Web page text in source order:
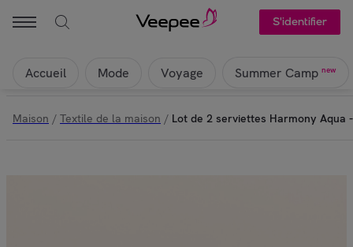
S'identifier
Accueil Mode Voyage Summer Camp new
Maison / Textile de la maison / Lot de 2 serviettes Harmony Aqua